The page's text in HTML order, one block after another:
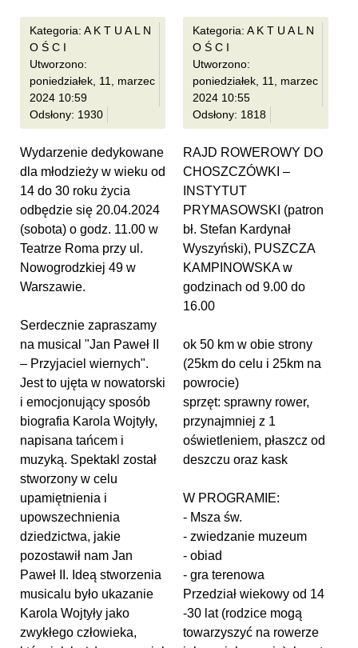
Kategoria: A K T U A L N
O Ś C I
Utworzono:
poniedziałek, 11, marzec
2024 10:59
Odsłony: 1930
Wydarzenie dedykowane
dla młodzieży w wieku od
14 do 30 roku życia
odbędzie się 20.04.2024
(sobota) o godz. 11.00 w
Teatrze Roma przy ul.
Nowogrodzkiej 49 w
Warszawie.
Serdecznie zapraszamy
na musical "Jan Paweł II
– Przyjaciel wiernych".
Jest to ujęta w nowatorski
i emocjonujący sposób
biografia Karola Wojtyły,
napisana tańcem i
muzyką. Spektakl został
stworzony w celu
upamiętnienia i
upowszechnienia
dziedzictwa, jakie
pozostawił nam Jan
Paweł II. Ideą stworzenia
musicalu było ukazanie
Karola Wojtyły jako
zwykłego człowieka,
Kategoria: A K T U A L N
O Ś C I
Utworzono:
poniedziałek, 11, marzec
2024 10:55
Odsłony: 1818
RAJD ROWEROWY DO
CHOSZCZÓWKI –
INSTYTUT
PRYMASOWSKI (patron
bł. Stefan Kardynał
Wyszyński), PUSZCZA
KAMPINOWSKA w
godzinach od 9.00 do
16.00
ok 50 km w obie strony
(25km do celu i 25km na
powrocie)
sprzęt: sprawny rower,
przynajmniej z 1
oświetleniem, płaszcz od
deszczu oraz kask
W PROGRAMIE:
- Msza św.
- zwiedzanie muzeum
- obiad
- gra terenowa
Przedział wiekowy od 14
-30 lat (rodzice mogą
towarzyszyć na rowerze